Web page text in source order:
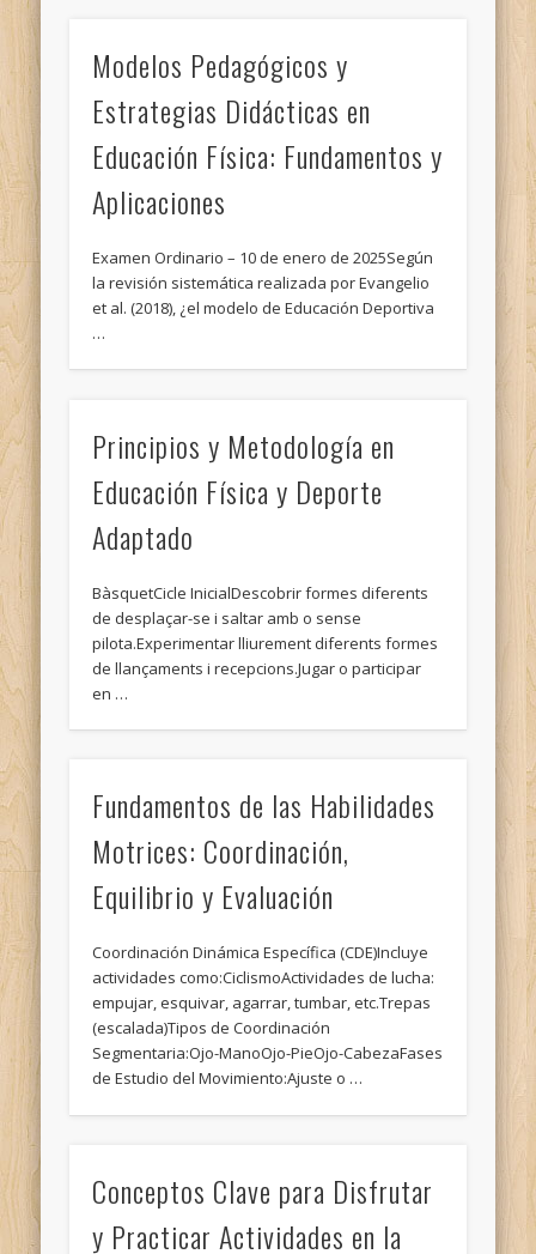
Modelos Pedagógicos y
Estrategias Didácticas en
Educación Física: Fundamentos y
Aplicaciones
Examen Ordinario – 10 de enero de 2025Según
la revisión sistemática realizada por Evangelio
et al. (2018), ¿el modelo de Educación Deportiva
…
Principios y Metodología en
Educación Física y Deporte
Adaptado
BàsquetCicle InicialDescobrir formes diferents
de desplaçar-se i saltar amb o sense
pilota.Experimentar lliurement diferents formes
de llançaments i recepcions.Jugar o participar
en …
Fundamentos de las Habilidades
Motrices: Coordinación,
Equilibrio y Evaluación
Coordinación Dinámica Específica (CDE)Incluye
actividades como:CiclismoActividades de lucha:
empujar, esquivar, agarrar, tumbar, etc.Trepas
(escalada)Tipos de Coordinación
Segmentaria:Ojo-ManoOjo-PieOjo-CabezaFases
de Estudio del Movimiento:Ajuste o …
Conceptos Clave para Disfrutar
y Practicar Actividades en la